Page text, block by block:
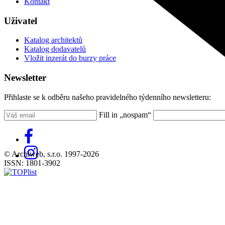
Uživatel
Katalog architektů
Katalog dodavatelů
Vložit inzerát do burzy práce
Newsletter
Přihlaste se k odběru našeho pravidelného týdenního newsletteru:
Fill in „nospam“
© Archiweb, s.r.o. 1997-2026
ISSN: 1801-3902